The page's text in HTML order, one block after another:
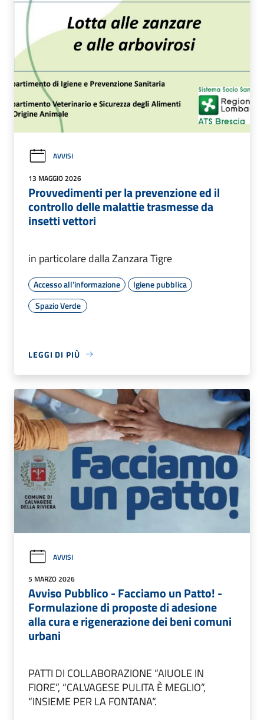
AVVISI
13 MAGGIO 2026
Provvedimenti per la prevenzione ed il
controllo delle malattie trasmesse da
insetti vettori
in particolare dalla Zanzara Tigre
Accesso all'informazione
Igiene pubblica
Spazio Verde
LEGGI DI PIÙ
AVVISI
5 MARZO 2026
Avviso Pubblico - Facciamo un Patto! -
Formulazione di proposte di adesione
alla cura e rigenerazione dei beni comuni
urbani
PATTI DI COLLABORAZIONE “AIUOLE IN
FIORE”, “CALVAGESE PULITA È MEGLIO”,
“INSIEME PER LA FONTANA“.